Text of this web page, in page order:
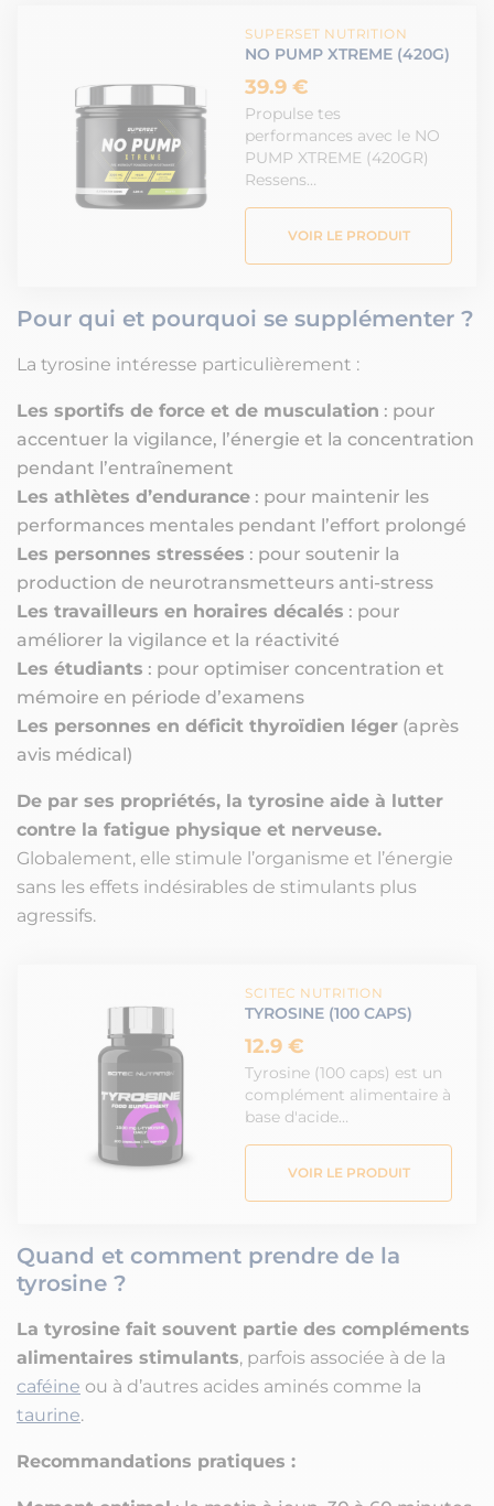
SUPERSET NUTRITION
NO PUMP XTREME (420G)
39.9 €
Propulse tes
performances avec le NO
PUMP XTREME (420GR)
Ressens…
VOIR LE PRODUIT
Pour qui et pourquoi se supplémenter ?
La tyrosine intéresse particulièrement :
Les sportifs de force et de musculation : pour
accentuer la vigilance, l’énergie et la concentration
pendant l’entraînement
Les athlètes d’endurance : pour maintenir les
performances mentales pendant l’effort prolongé
Les personnes stressées : pour soutenir la
production de neurotransmetteurs anti-stress
Les travailleurs en horaires décalés : pour
améliorer la vigilance et la réactivité
Les étudiants : pour optimiser concentration et
mémoire en période d’examens
Les personnes en déficit thyroïdien léger (après
avis médical)
De par ses propriétés, la tyrosine aide à lutter
contre la fatigue physique et nerveuse.
Globalement, elle stimule l’organisme et l’énergie
sans les effets indésirables de stimulants plus
agressifs.
SCITEC NUTRITION
TYROSINE (100 CAPS)
12.9 €
Tyrosine (100 caps) est un
complément alimentaire à
base d'acide…
VOIR LE PRODUIT
Quand et comment prendre de la
tyrosine ?
La tyrosine fait souvent partie des compléments
alimentaires stimulants, parfois associée à de la
caféine ou à d’autres acides aminés comme la
taurine.
Recommandations pratiques :